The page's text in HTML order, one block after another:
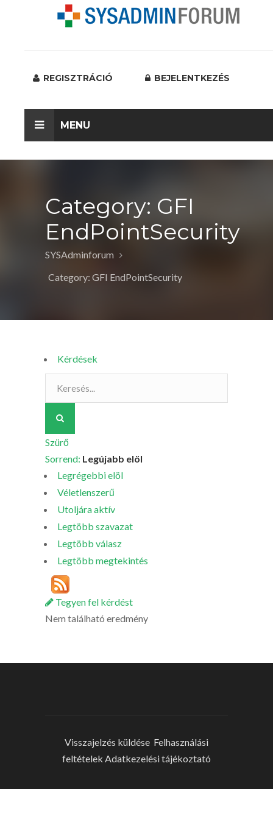
REGISZTRÁCIÓ BEJELENTKEZÉS
MENU
Category: GFI
EndPointSecurity
SYSAdminforum
Category: GFI EndPointSecurity
Kérdések
Szürő
Sorrend: Legújabb elöl
Legrégebbi elöl
Véletlenszerű
Utoljára aktív
Legtöbb szavazat
Legtöbb válasz
Legtöbb megtekintés
Tegyen fel kérdést
Nem található eredmény
Visszajelzés küldése Felhasználási
feltételek Adatkezelési tájékoztató